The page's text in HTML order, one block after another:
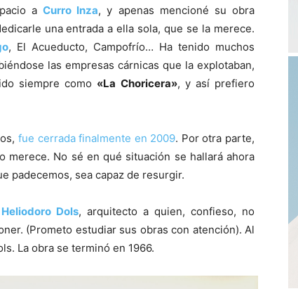
aCurro Inza, y apenas mencioné su obra
una entrada a ella sola, que se la merece.
, El Acueducto, Campofrío… Ha tenido muchos
las empresas cárnicas que la explotaban,
siempre como «La Choricera», y así prefiero
fue cerrada finalmente en 2009. Por otra parte,
merece. No sé en qué situación se hallará ahora
padecemos, sea capaz de resurgir.
Heliodoro Dols, arquitecto a quien, confieso, no
(Prometo estudiar sus obras con atención). Al
La obra se terminó en 1966.